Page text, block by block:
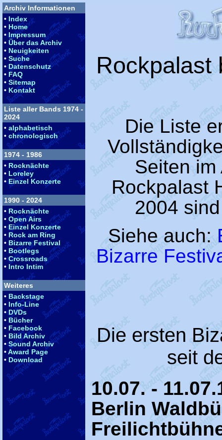
Archiv Informationen
• Index
• Home
•Impressum
• Über das Archiv
• Neuigkeiten
• Suche
•Datenschutz
• FAQ
• Sitemap
• Kontakt
Liste aller Bands 1974 -
2024
• alphabetisch
• chronologisch
1974 - 1986
• Rocknächte
• Loreley
•Einzel Konzerte
1990 - 2024
• Rocknächte
• Open Airs
•Einzel Konzerte
• Rock am Ring
• Bizarre Festival
• Bootlegs
•Crossroads
• Intro Intim
Weiteres
• Backstage
• Info-Line
•DVDs
• Bücher
• Facebook
• Bild Archiv
•Sound Archiv
•Award Page
• Download
Rockpalast
Die Liste
Seiten
Rockpalast
2004
Siehe auch:
Bizarre
Die ersten
seit
10.07. -
Berlin